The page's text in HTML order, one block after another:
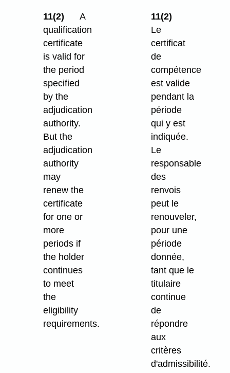
11(2)
A
qualification
certificate
is valid for
the period
specified
by the
adjudication
authority.
But the
adjudication
authority
may
renew the
certificate
for one or
more
periods if
the holder
continues
to meet
the
eligibility
requirements.
11(2)
Le
certificat
de
compétence
est valide
pendant la
période
qui y est
indiquée.
Le
responsable
des
renvois
peut le
renouveler,
pour une
période
donnée,
tant que le
titulaire
continue
de
répondre
aux
critères
d'admissibilité.